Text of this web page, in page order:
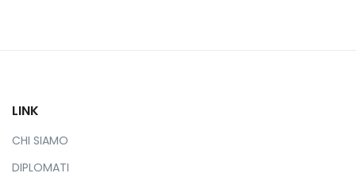
LINK
CHI SIAMO
DIPLOMATI